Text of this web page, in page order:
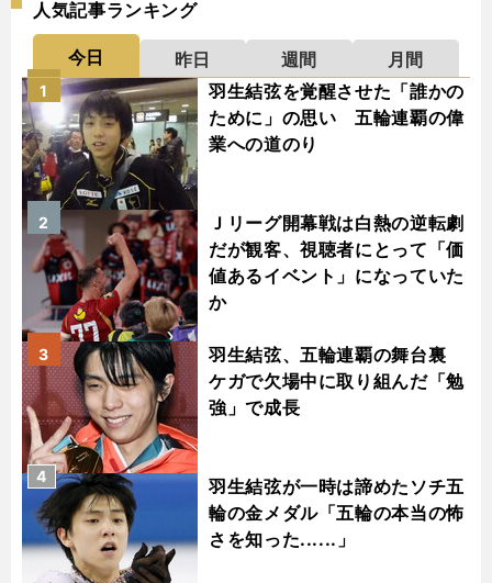
人気記事ランキング
今日 昨日 週間
月間
羽生結弦を覚醒させた「誰かの
ために」の思い 五輪連覇の偉
業への道のり
1
Ｊリーグ開幕戦は白熱の逆転劇
だが観客、視聴者にとって「価
値あるイベント」になっていた
か
2
羽生結弦、五輪連覇の舞台裏
ケガで欠場中に取り組んだ「勉
強」で成長
3
羽生結弦が一時は諦めたソチ五
輪の金メダル「五輪の本当の怖
さを知った......」
4